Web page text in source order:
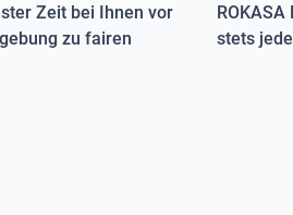
Zeit bei Ihnen vor
zu fairen
stets